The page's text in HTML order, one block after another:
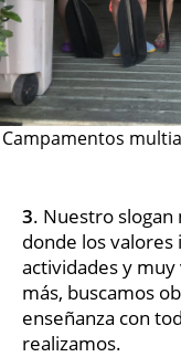
Campamentos
3. Nuestro
donde los valores
actividades y
más, buscamos
enseñanza con
realizamos.